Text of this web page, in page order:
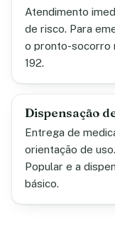
Atendimento
de risco. Para
o pronto-socorro
192.
Dispensação
Entrega de
orientação de
Popular e a
básico.